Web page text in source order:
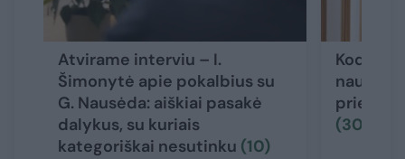
Atvirame interviu – I.
Šimonytė apie pokalbius su
G. Nausėda: aiškiai pasakė
dalykus, su kuriais
kategoriškai nesutinku (10)
Kodėl I.
naujos
(30)